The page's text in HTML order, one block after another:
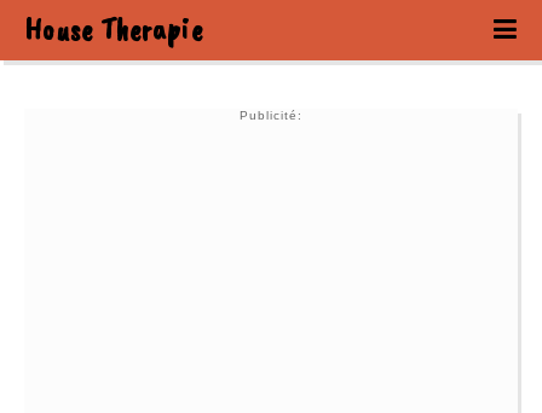
House Therapie
Publicité: